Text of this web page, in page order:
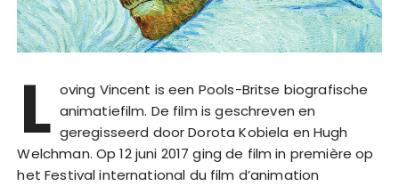
L oving Vincent is een Pools-Britse biografische
animatiefilm. De film is geschreven en
geregisseerd door Dorota Kobiela en Hugh
Welchman. Op 12 juni 2017 ging de film in première op
het Festival international du film d’animation